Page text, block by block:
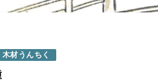
木材うんちく